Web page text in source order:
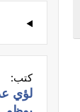
كتب:
لؤي